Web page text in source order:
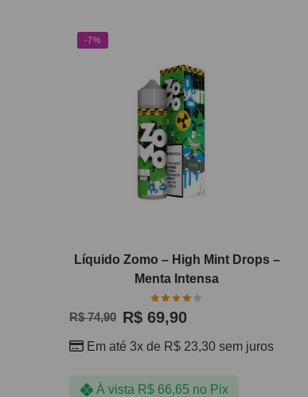
-7%
Líquido Zomo – High Mint Drops –
Menta Intensa
R$74,90 R$ 69,90
Em até 3x de R$ 23,30 sem juros
À vista R$66,65 no Pix